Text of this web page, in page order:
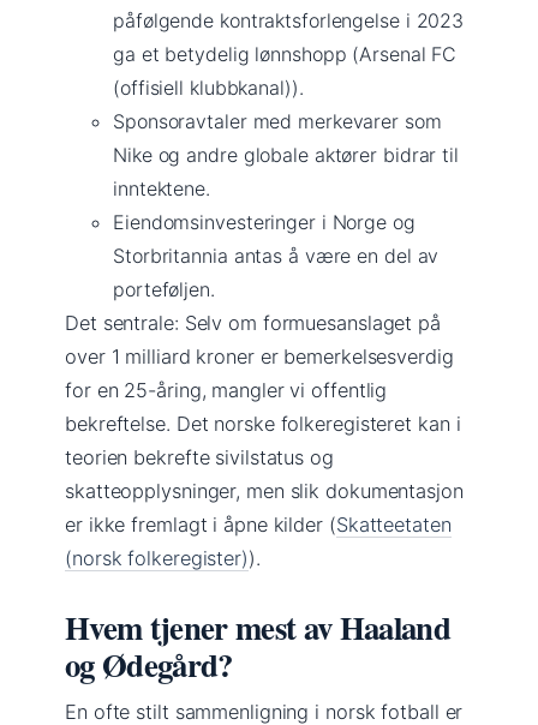
påfølgende kontraktsforlengelse i 2023
ga et betydelig lønnshopp (Arsenal FC
(offisiell klubbkanal)).
Sponsoravtaler med merkevarer som
Nike og andre globale aktører bidrar til
inntektene.
Eiendomsinvesteringer i Norge og
Storbritannia antas å være en del av
porteføljen.
Det sentrale: Selv om formuesanslaget på
over 1 milliard kroner er bemerkelsesverdig
for en 25-åring, mangler vi offentlig
bekreftelse. Det norske folkeregisteret kan i
teorien bekrefte sivilstatus og
skatteopplysninger, men slik dokumentasjon
er ikke fremlagt i åpne kilder (Skatteetaten
(norsk folkeregister)).
Hvem tjener mest av Haaland
og Ødegård?
En ofte stilt sammenligning i norsk fotball er